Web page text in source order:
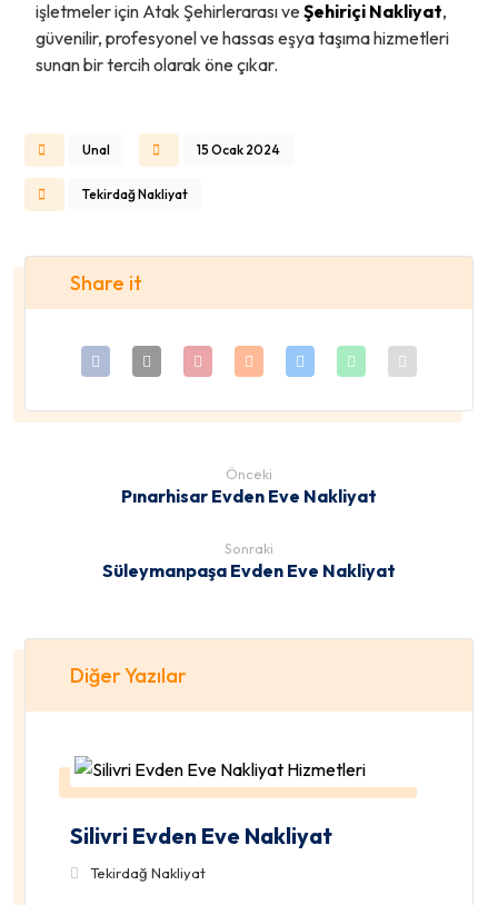
işletmeler için Atak Şehirlerarası veŞehiriçi Nakliyat,
güvenilir, profesyonel ve hassas eşya taşıma hizmetleri
sunan bir tercih olarak öne çıkar.
Unal 15 Ocak 2024
Tekirdağ Nakliyat
Önceki
Pınarhisar Evden Eve Nakliyat
Sonraki
Süleymanpaşa Evden Eve Nakliyat
Diğer Yazılar
Silivri Evden Eve Nakliyat
Tekirdağ Nakliyat